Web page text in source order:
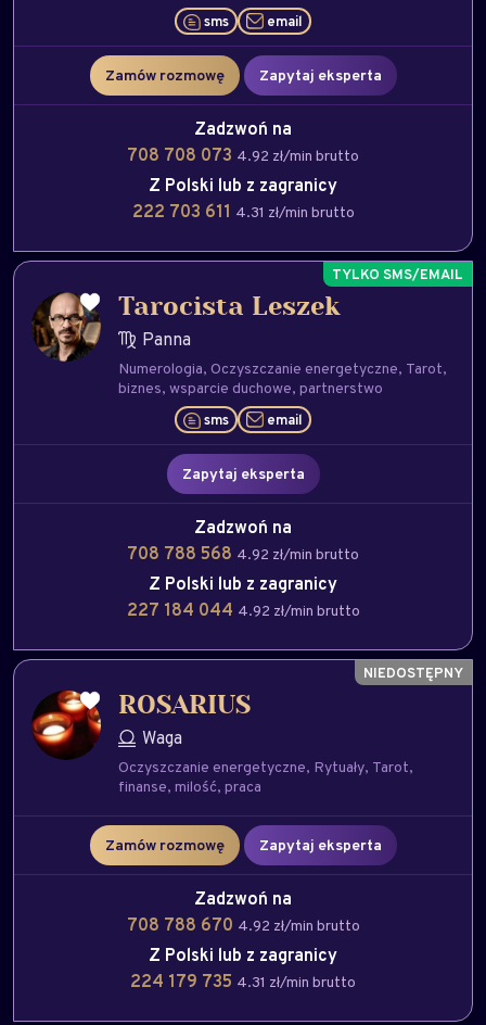
sms email
Zamów rozmowę Zapytaj eksperta
Zadzwoń na
708 708 073 4.92 zł/min brutto
Z Polski lub z zagranicy
222 703 611 4.31 zł/min brutto
Tarocista Leszek
Panna
Numerologia Oczyszczanie energetyczne Tarot
biznes wsparcie duchowe partnerstwo
sms email
Zapytaj eksperta
Zadzwoń na
708 788 568 4.92 zł/min brutto
Z Polski lub z zagranicy
227 184 044 4.92 zł/min brutto
ROSARIUS
Waga
Oczyszczanie energetyczne Rytuały Tarot
finanse milość praca
Zamów rozmowę Zapytaj eksperta
Zadzwoń na
708 788 670 4.92 zł/min brutto
Z Polski lub z zagranicy
224 179 735 4.31 zł/min brutto